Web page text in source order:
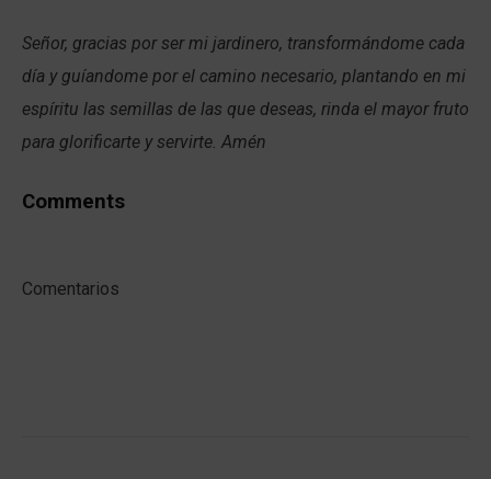
Señor, gracias por ser mi jardinero, transformándome cada
día y guíandome por el camino necesario, plantando en mi
espíritu las semillas de las que deseas, rinda el mayor fruto
para glorificarte y servirte. Amén
Comments
Comentarios